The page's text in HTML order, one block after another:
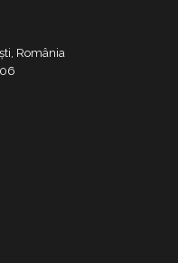
România